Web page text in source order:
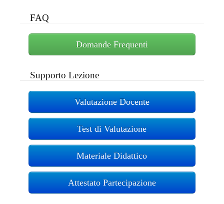
FAQ
Domande Frequenti
Supporto Lezione
Valutazione Docente
Test di Valutazione
Materiale Didattico
Attestato Partecipazione